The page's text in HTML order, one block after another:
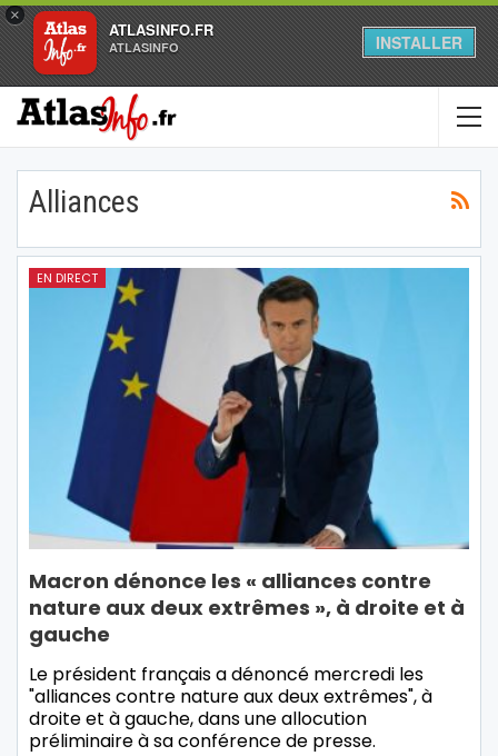
×
ATLASINFO.FR
ATLASINFO INSTALLER
Alliances
EN DIRECT
Macron dénonce les « alliances contre
nature aux deux extrêmes », à droite et à
gauche
Le président français a dénoncé mercredi les
"alliances contre nature aux deux extrêmes", à
droite et à gauche, dans une allocution
préliminaire à sa conférence de presse.